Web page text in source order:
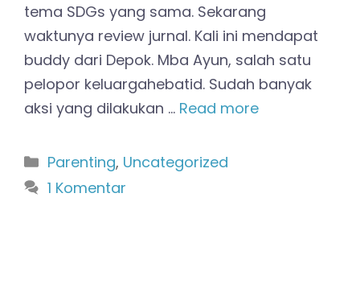
tema SDGs yang sama. Sekarang
waktunya review jurnal. Kali ini mendapat
buddy dari Depok. Mba Ayun, salah satu
pelopor keluargahebatid. Sudah banyak
aksi yang dilakukan … Read more
Kategori
Parenting, Uncategorized
1 Komentar